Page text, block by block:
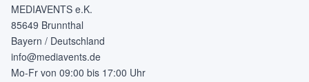
MEDIAVENTS e.K.
85649 Brunnthal
Bayern / Deutschland
info@mediavents.de
Mo-Fr von 09:00 bis 17:00 Uhr